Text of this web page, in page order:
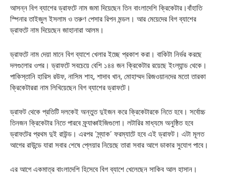
আসন্ন বিগ ব্যাশের ড্রাফটে নাম জমা দিয়েছেন তিন বাংলাদেশি ক্রিকেটার।বাঁহাতি
স্পিনার তাইজুল ইসলাম ও তরুণ পেসার রিপন মন্ডল। আর মেয়েদের বিগ ব্যাশের
ড্রাফটে নাম দিয়েছেন জাহানারা আলম।
ড্রাফটে নাম দেয়া মানে বিগ ব্যাশে খেলার ইচ্ছে প্রকাশ করা। বাকিটা নির্ভর করছে
দলগুলোর ওপর। ড্রাফটে সবচেয়ে বেশি ১৪৪ জন ক্রিকেটার রয়েছে ইংল্যান্ড থেকে।
পাকিস্তানি হারিস রউফ, নাসিম শাহ, শাদাব খান, মোহাম্মদ রিজওয়ানদের মতো তারকা
ক্রিকেটাররা নাম লিখিয়েছেন বিগ ব্যাশের ড্রাফটে।
ড্রাফট থেকে প্রতিটি দলকেই অন্তুত দুইজন করে ক্রিকেটারকে নিতে হবে। সর্বোচ্চ
তিনজন ক্রিকেটার নিতে পারবে ফ্র্যাঞ্চাইজিগুলো। লটারির মাধ্যমে অনুষ্ঠিত হবে
ড্রাফটের প্রথম দুই রাউন্ড। এরপর ‘স্ন্যাক’ ফরম্যাটে হবে এই ড্রাফট। এটা মূলত
আগের রাউন্ডে যারা সবার শেষে প্লেয়ার নিয়েছে তারা সবার আগে ডাকার সুযোগ পাবে।
এর আগে একমাত্র বাংলাদেশি হিসেবে বিগ ব্যাশে খেলেছেন সাকিব আল হাসান।